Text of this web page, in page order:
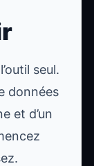
seul.
données
et d’un